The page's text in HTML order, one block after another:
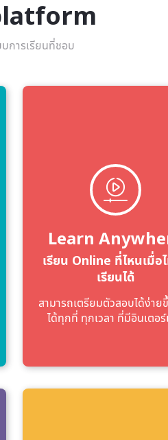
การเรียนที่ชอบ
Learn
เรียน Online ที่ไหนเมื่อ
เรียนได้
สามารถเตรียมตัวสอบได้ง่าย
ได้ทุกที่ ทุกเวลา ที่มีอินเตอร์